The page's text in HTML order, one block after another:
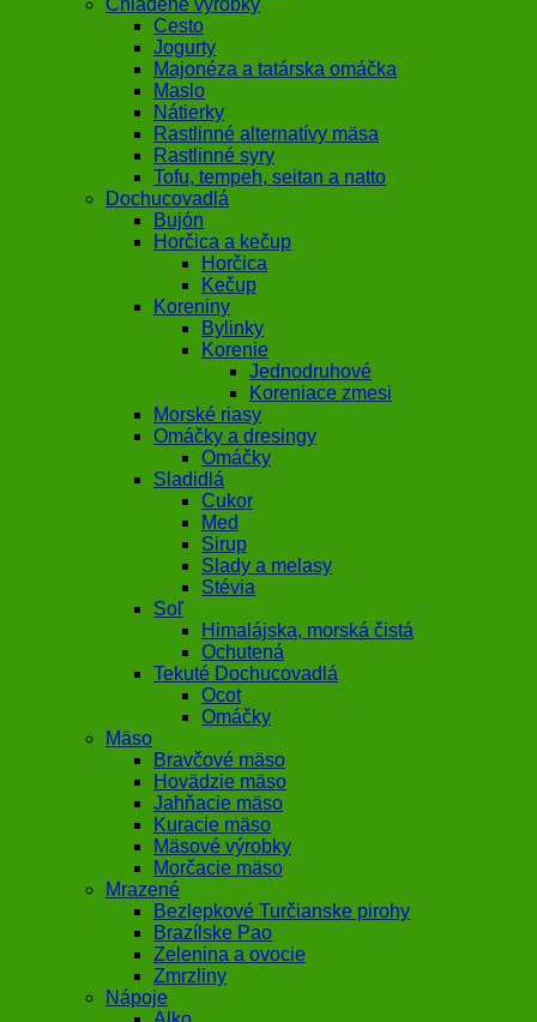
Chladené výrobky
Cesto
Jogurty
Majonéza a tatárska omáčka
Maslo
Nátierky
Rastlinné alternatívy mäsa
Rastlinné syry
Tofu, tempeh, seitan a natto
Dochucovadlá
Bujón
Horčica a kečup
Horčica
Kečup
Koreniny
Bylinky
Korenie
Jednodruhové
Koreniace zmesi
Morské riasy
Omáčky a dresingy
Omáčky
Sladidlá
Cukor
Med
Sirup
Slady a melasy
Stévia
Soľ
Himalájska, morská čistá
Ochutená
Tekuté Dochucovadlá
Ocot
Omáčky
Mäso
Bravčové mäso
Hovädzie mäso
Jahňacie mäso
Kuracie mäso
Mäsové výrobky
Morčacie mäso
Mrazené
Bezlepkové Turčianske pirohy
Brazílske Pao
Zelenina a ovocie
Zmrzliny
Nápoje